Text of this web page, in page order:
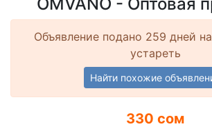
Объявление подано 259 дней
устареть
Найти похожие
330 сом